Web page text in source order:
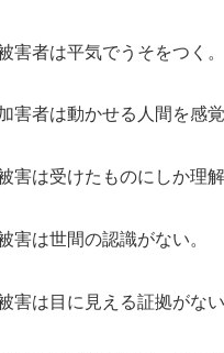
害者は平気でうそをつく。
害者は動かせる人間を感覚
害は受けたものにしか理解
害は世間の認識がない。
害は目に見える証拠がない